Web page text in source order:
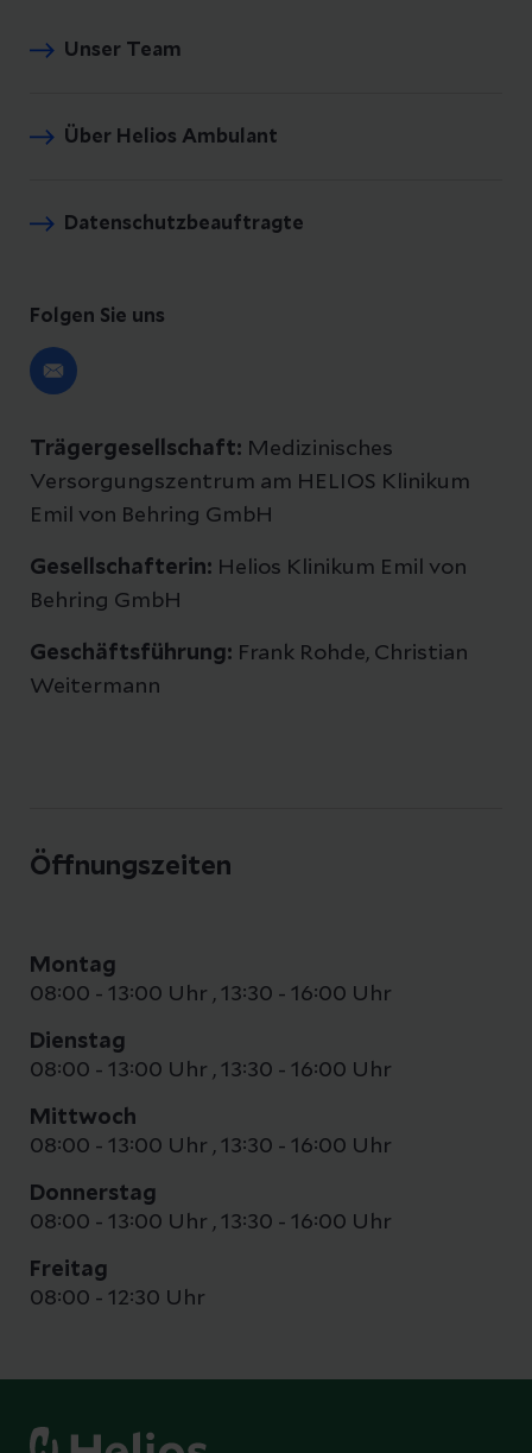
Unser Team
Über Helios Ambulant
Datenschutzbeauftragte
Folgen Sie uns
Trägergesellschaft: Medizinisches
Versorgungszentrum am HELIOS Klinikum
Emil von Behring GmbH
Gesellschafterin: Helios Klinikum Emil von
Behring GmbH
Geschäftsführung: Frank Rohde, Christian
Weitermann
Öffnungszeiten
Montag
08:00 - 13:00 Uhr , 13:30 - 16:00 Uhr
Dienstag
08:00 - 13:00 Uhr , 13:30 - 16:00 Uhr
Mittwoch
08:00 - 13:00 Uhr , 13:30 - 16:00 Uhr
Donnerstag
08:00 - 13:00 Uhr , 13:30 - 16:00 Uhr
Freitag
08:00 - 12:30 Uhr